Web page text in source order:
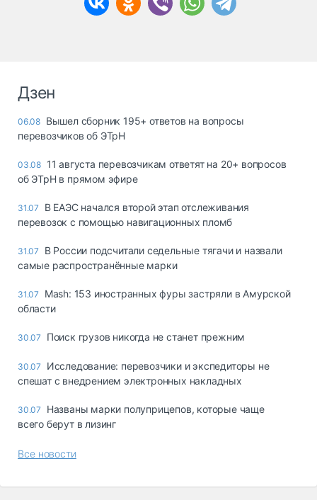
Дзен
06.08 Вышел сборник 195+ ответов на вопросы
перевозчиков об ЭТрН
03.08 11 августа перевозчикам ответят на 20+ вопросов
об ЭТрН в прямом эфире
31.07
В ЕАЭС начался второй этап отслеживания
перевозок с помощью навигационных пломб
31.07
В России подсчитали седельные тягачи и назвали
самые распространённые марки
31.07
Mash: 153 иностранных фуры застряли в Амурской
области
30.07 Поиск грузов никогда не станет прежним
30.07
Исследование: перевозчики и экспедиторы не
спешат с внедрением электронных накладных
30.07
Названы марки полуприцепов, которые чаще
всего берут в лизинг
Все новости